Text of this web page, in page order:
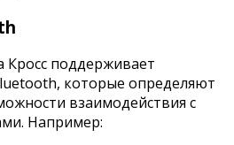
Кросс поддерживает
которые определяют
взаимодействия с
Например: